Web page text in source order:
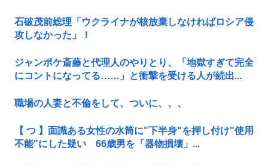
石破茂前総理「ウクライナが核放棄しなければロシア侵
攻しなかった」！
ジャンポケ斎藤と代理人のやりとり、「地獄すぎて完全
にコントになってる……」と衝撃を受ける人が続出...
職場の人妻と不倫をして、ついに、、、
【 つ 】面識ある女性の水筒に"下半身"を押し付け"使用
不能"にした疑い 66歳男を「器物損壊」...